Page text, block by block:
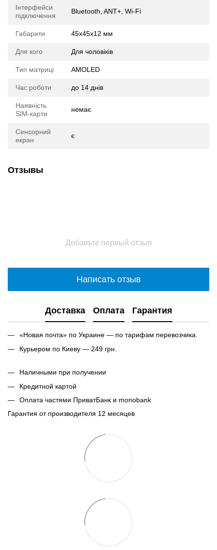
Інтерфейси
підключення
Bluetooth, ANT+, Wi-Fi
Габарити 45x45x12 мм
Для кого Для чоловіків
Тип матриці AMOLED
Час роботи до 14 днів
Наявність
SIM-карти
немає
Сенсорний
екран
є
Отзывы
Добавьте первый отзыв
Написать отзыв
Доставка Оплата Гарантия
«Новая почта» по Украине — по тарифам перевозчика.
Курьером по Киеву — 249 грн.
Наличными при получении
Кредитной картой
Оплата частями ПриватБанк и monobank
Гарантия от производителя 12 месяцев